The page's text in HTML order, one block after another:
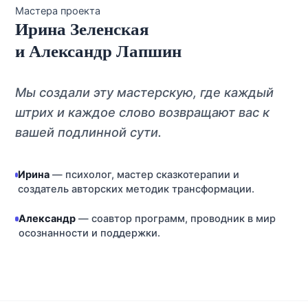
Мастера проекта
Ирина Зеленская
и Александр Лапшин
Мы создали эту мастерскую, где каждый
штрих и каждое слово возвращают вас к
вашей подлинной сути.
Ирина — психолог, мастер сказкотерапии и
создатель авторских методик трансформации.
Александр— соавтор программ, проводник в мир
осознанности и поддержки.